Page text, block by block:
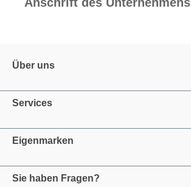
Über uns
Services
Eigenmarken
Sie haben Fragen?